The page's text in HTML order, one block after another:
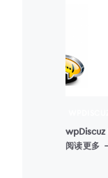
wpDiscuz
阅读更多